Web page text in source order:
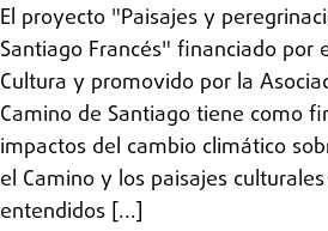
El proyecto "Paisajes y
Santiago Francés" financiado por
Cultura y promovido por la
Camino de Santiago tiene como
impactos del cambio climático
el Camino y los paisajes
entendidos [...]